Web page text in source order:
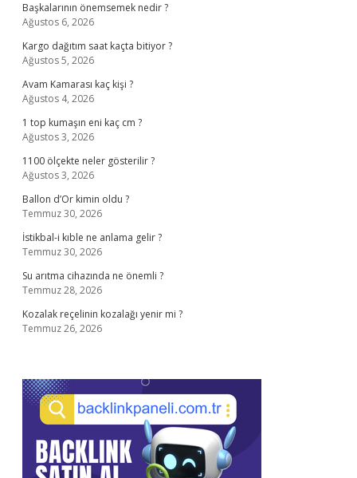
Başkalarının önemsemek nedir ?
Ağustos 6, 2026
Kargo dağıtım saat kaçta bitiyor ?
Ağustos 5, 2026
Avam Kamarası kaç kişi ?
Ağustos 4, 2026
1 top kumaşın eni kaç cm ?
Ağustos 3, 2026
1100 ölçekte neler gösterilir ?
Ağustos 3, 2026
Ballon d’Or kimin oldu ?
Temmuz 30, 2026
İstikbal-i kıble ne anlama gelir ?
Temmuz 30, 2026
Su arıtma cihazında ne önemli ?
Temmuz 28, 2026
Kozalak reçelinin kozalağı yenir mi ?
Temmuz 26, 2026